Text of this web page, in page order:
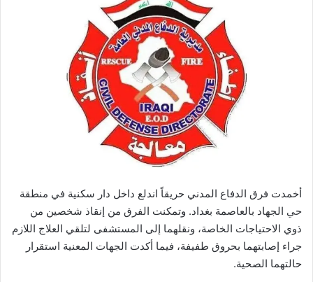
أخمدت فرق الدفاع المدني حريقاً اندلع داخل دار سكنية في منطقة
حي الجهاد بالعاصمة بغداد. وتمكنت الفرق من إنقاذ شخصين من
ذوي الاحتياجات الخاصة، ونقلهما إلى المستشفى لتلقي العلاج اللازم
جراء إصابتهما بحروق طفيفة، فيما أكدت الجهات المعنية استقرار
حالتهما الصحية.